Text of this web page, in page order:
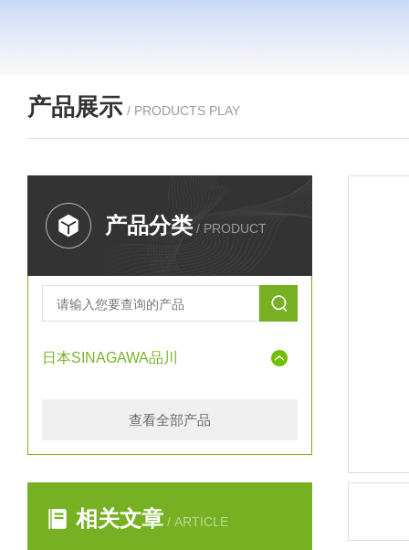
产品展示 / PRODUCTS PLAY
产品分类 / PRODUCT
日本SINAGAWA品川
查看全部产品
相关文章 / ARTICLE